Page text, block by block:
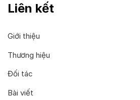
Liên kết
Giới thiệu
Thương hiệu
Đối tác
Bài viết